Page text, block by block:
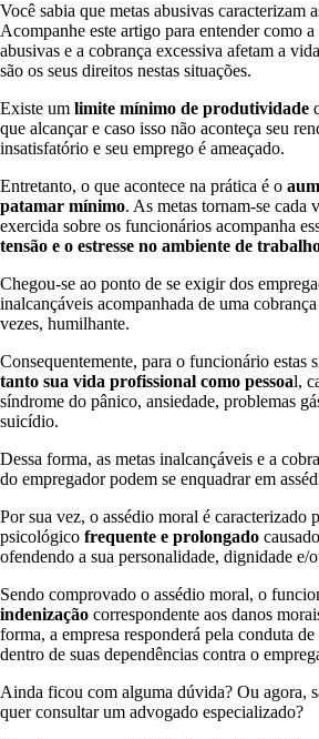
Você sabia que metas abusivas caracterizam
Acompanhe este artigo para entender como
abusivas e a cobrança excessiva afetam a
são os seus direitos nestas situações.
Existe um limite mínimo de produtividade
que alcançar e caso isso não aconteça seu
insatisfatório e seu emprego é ameaçado.
Entretanto, o que acontece na prática é o
patamar mínimo. As metas tornam-se cada
exercida sobre os funcionários acompanha
tensão e o estresse no ambiente de
Chegou-se ao ponto de se exigir dos
inalcançáveis acompanhada de uma
vezes, humilhante.
Consequentemente, para o funcionário estas
tanto sua vida profissional como pessoal,
síndrome do pânico, ansiedade, problemas
suicídio.
Dessa forma, as metas inalcançáveis e a
do empregador podem se enquadrar em
Por sua vez, o assédio moral é caracterizado
psicológico frequente e prolongado
ofendendo a sua personalidade, dignidade e/
Sendo comprovado o assédio moral, o
indenização correspondente aos danos
forma, a empresa responderá pela conduta
dentro de suas dependências contra o
Ainda ficou com alguma dúvida? Ou agora,
quer consultar um advogado especializado?